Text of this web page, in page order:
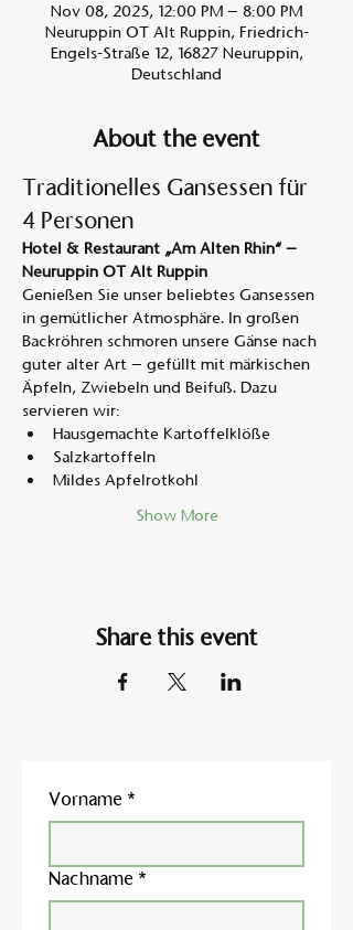
Nov 08, 2025, 12:00 PM – 8:00 PM
Neuruppin OT Alt Ruppin, Friedrich-
Engels-Straße 12, 16827 Neuruppin,
Deutschland
About the event
Traditionelles Gansessen für
4 Personen
Hotel & Restaurant „Am Alten Rhin“ –
Neuruppin OT Alt Ruppin
Genießen Sie unser beliebtes Gansessen
in gemütlicher Atmosphäre. In großen
Backröhren schmoren unsere Gänse nach
guter alter Art – gefüllt mit märkischen
Äpfeln, Zwiebeln und Beifuß. Dazu
servieren wir:
Hausgemachte Kartoffelklöße
Salzkartoffeln
Mildes Apfelrotkohl
Show More
Share this event
Vorname *
Nachname *